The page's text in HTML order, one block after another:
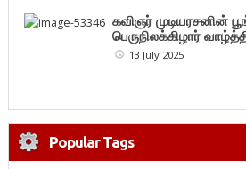
கவிஞர் முடியரசனின்
பெருநிலக்கிழார்
13 July 2025
Popular Tags